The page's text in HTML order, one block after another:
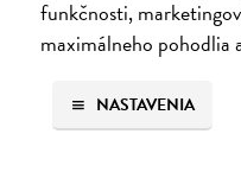
funkčnosti,
maximálneho pohodlia
NASTAVENIA
15,04 €